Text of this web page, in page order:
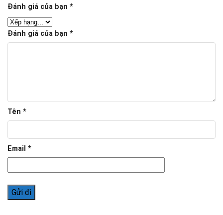
Đánh giá của bạn *
Đánh giá của bạn *
Tên *
Email *